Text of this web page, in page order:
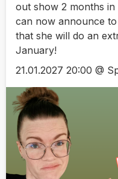
out show 2 months in
can now announce
that she will do an
January!
21.01.2027 20:00 @